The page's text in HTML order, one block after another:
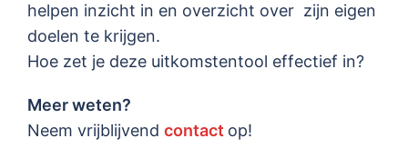
helpen inzicht in en overzicht over zijn eigen
doelen te krijgen.
Hoe zet je deze uitkomstentool effectief in?
Meer weten?
Neem vrijblijvend contact op!